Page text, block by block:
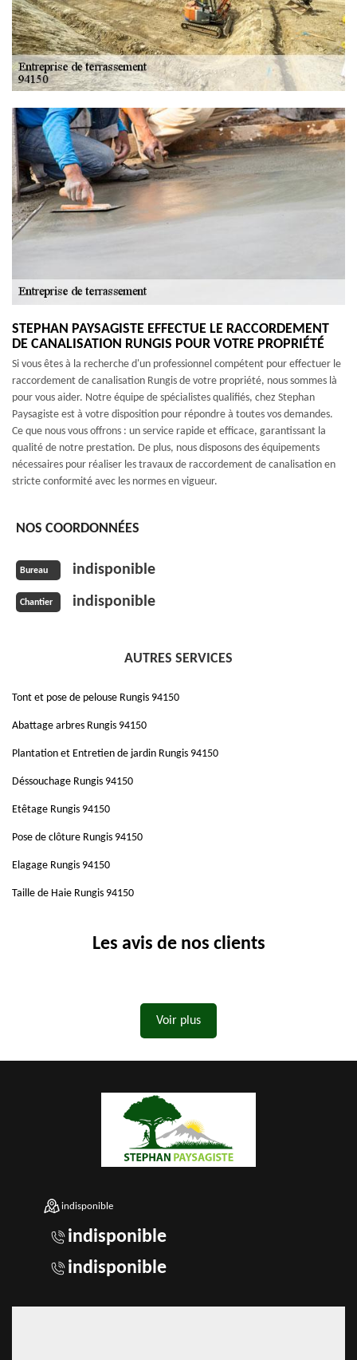
STEPHAN PAYSAGISTE EFFECTUE LE RACCORDEMENT
DE CANALISATION RUNGIS POUR VOTRE PROPRIÉTÉ
Si vous êtes à la recherche d'un professionnel compétent pour effectuer le
raccordement de canalisation Rungis de votre propriété, nous sommes là
pour vous aider. Notre équipe de spécialistes qualifiés, chez Stephan
Paysagiste est à votre disposition pour répondre à toutes vos demandes.
Ce que nous vous offrons : un service rapide et efficace, garantissant la
qualité de notre prestation. De plus, nous disposons des équipements
nécessaires pour réaliser les travaux de raccordement de canalisation en
stricte conformité avec les normes en vigueur.
NOS COORDONNÉES
Bureau indisponible
Chantier indisponible
AUTRES SERVICES
Tont et pose de pelouse Rungis 94150
Abattage arbres Rungis 94150
Plantation et Entretien de jardin Rungis 94150
Déssouchage Rungis 94150
Etêtage Rungis 94150
Pose de clôture Rungis 94150
Elagage Rungis 94150
Taille de Haie Rungis 94150
Les avis de nos clients
Voir plus
indisponible
indisponible
indisponible